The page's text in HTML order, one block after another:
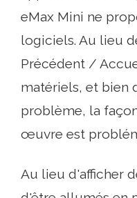
eMax Mini ne
logiciels. Au lieu
Précédent /
matériels, et bien
problème, la
œuvre est
Au lieu d'afficher